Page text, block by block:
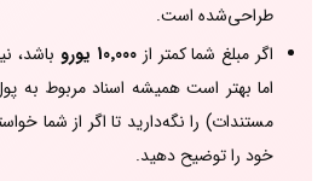
طراحی‌شده است.
اگر مبلغ شما کمتر از10٬000 یورو
باشد،
اما بهتر است همیشه اسناد مربوط به
مستندات) را نگه‌دارید تا اگر از شما
خود را توضیح دهید.